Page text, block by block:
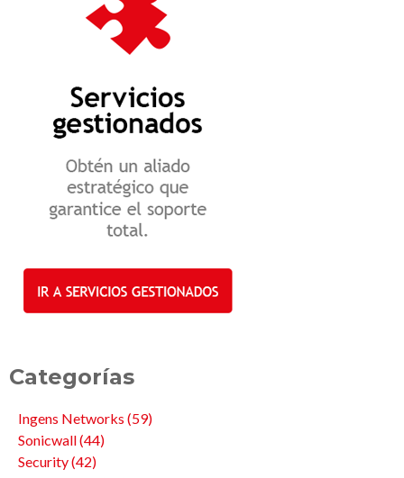
Categorías
Ingens Networks (59)
Sonicwall(44)
Security(42)